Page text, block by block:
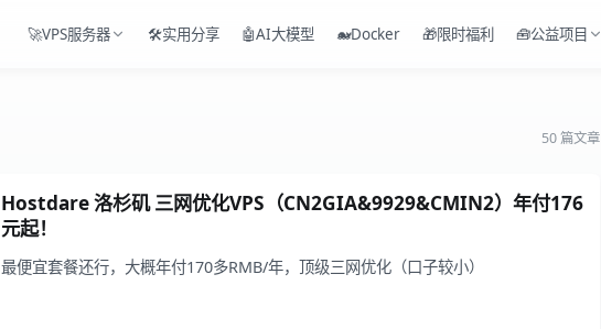
🚀VPS服务器 🛠️实用分享 🤖AI大模型 🐋Docker 🎁限时福利 🧰公益项目
50 篇文章
Hostdare 洛杉矶 三网优化VPS（CN2GIA&9929&CMIN2）年付176
元起！
最便宜套餐还行，大概年付170多RMB/年，顶级三网优化（口子较小）